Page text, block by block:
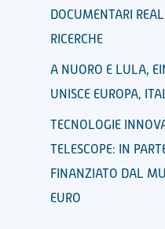
DOCUMENTARI
RICERCHE
A NUORO E LULA,
UNISCE EUROPA,
TECNOLOGIE
TELESCOPE: IN
FINANZIATO DAL
EURO